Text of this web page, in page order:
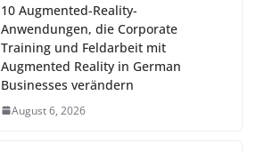
10 Augmented-Reality-
Anwendungen, die Corporate
Training und Feldarbeit mit
Augmented Reality in German
Businesses verändern
August 6, 2026